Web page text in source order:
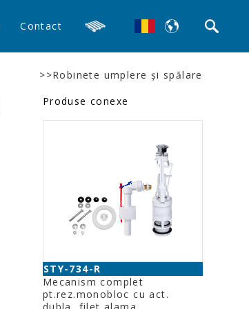
Contact
>>Robinete umplere şi spălare
Produse conexe
STY-734-R
Mecanism complet
pt.rez.monobloc cu act.